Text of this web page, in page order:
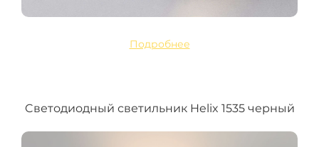
Подробнее
Cветодиодный светильник Helix 1535 черный